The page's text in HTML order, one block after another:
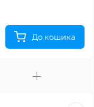
До кошика